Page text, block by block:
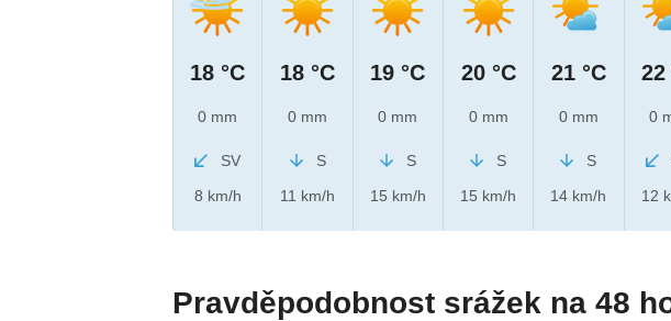
18 °C
0 mm
SV
8 km/h
18 °C
0 mm
S
11 km/h
19 °C
0 mm
S
15 km/h
20 °C
0 mm
S
15 km/h
21 °C
0 mm
S
14 km/h
22
0
12
Pravděpodobnost srážek na 48